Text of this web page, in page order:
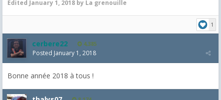
Edited January 1, 2018 by La grenouille
1
cerbere22 4,385
Posted January 1, 2018
Bonne année 2018 à tous !